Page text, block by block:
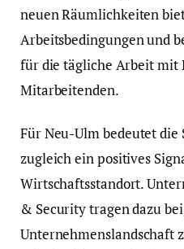
neuen Räumlichkeiten
Arbeitsbedingungen und
für die tägliche Arbeit mit
Mitarbeitenden.
Für Neu-Ulm bedeutet
zugleich ein positives
Wirtschaftsstandort.
& Security tragen dazu
Unternehmenslandschaft